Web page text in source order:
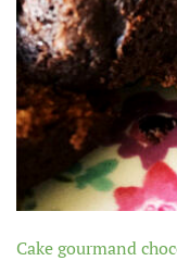
Cake gourmand